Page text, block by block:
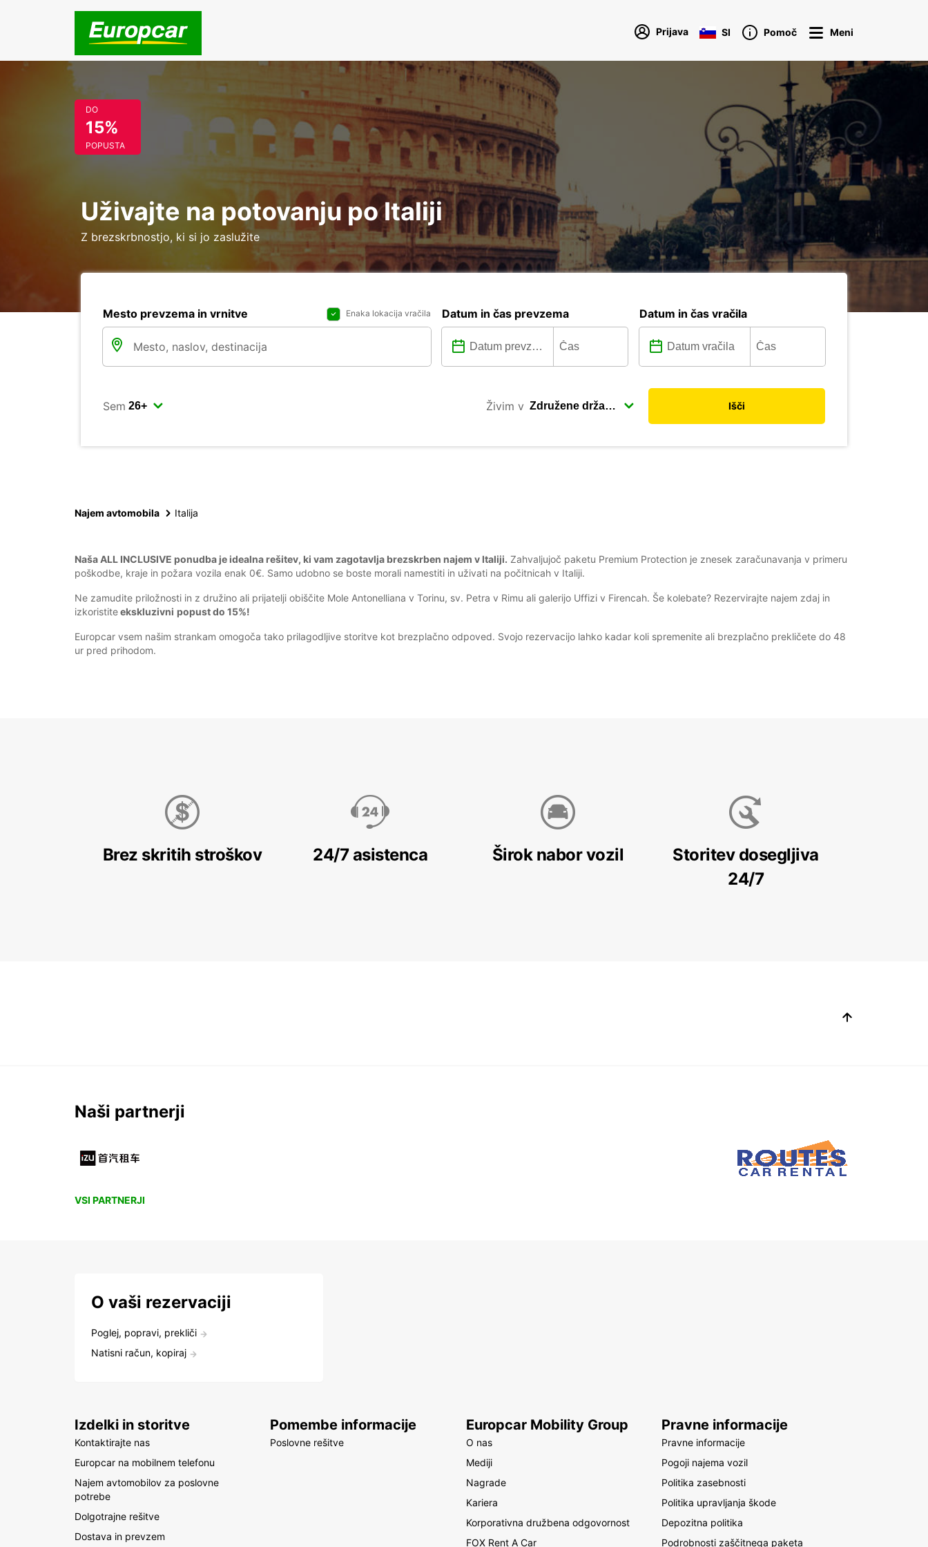
Prijava SI Pomoč Meni
DO
15%
POPUSTA
Uživajte na potovanju po Italiji
Z brezskrbnostjo, ki si jo zaslužite
Mesto prevzema in vrnitve Enaka lokacija vračila Datum in čas prevzema Datum in čas vračila
Sem Živim v Išči
Najem avtomobila Italija
Naša ALL INCLUSIVE ponudba je idealna rešitev, ki vam zagotavlja brezskrben najem v Italiji. Zahvaljujoč paketu Premium Protection je znesek zaračunavanja v primeru
poškodbe, kraje in požara vozila enak 0€. Samo udobno se boste morali namestiti in uživati na počitnicah v Italiji.
Ne zamudite priložnosti in z družino ali prijatelji obiščite Mole Antonelliana v Torinu, sv. Petra v Rimu ali galerijo Uffizi v Firencah. Še kolebate? Rezervirajte najem zdaj in
izkoristiteekskluzivni popust do 15%!
Europcar vsem našim strankam omogoča tako prilagodljive storitve kot brezplačno odpoved. Svojo rezervacijo lahko kadar koli spremenite ali brezplačno prekličete do 48
ur pred prihodom.
Brez skritih stroškov 24/7 asistenca Širok nabor vozil
Storitev dosegljiva
24/7
Naši partnerji
VSI PARTNERJI
O vaši rezervaciji
Poglej, popravi, prekliči
Natisni račun, kopiraj
Izdelki in storitve
Kontaktirajte nas
Europcar na mobilnem telefonu
Najem avtomobilov za poslovne
potrebe
Dolgotrajne rešitve
Dostava in prevzem
Pomembe informacije
Poslovne rešitve
Europcar Mobility Group
O nas
Mediji
Nagrade
Kariera
Korporativna družbena odgovornost
FOX Rent A Car
Pravne informacije
Pravne informacije
Pogoji najema vozil
Politika zasebnosti
Politika upravljanja škode
Depozitna politika
Podrobnosti zaščitnega paketa